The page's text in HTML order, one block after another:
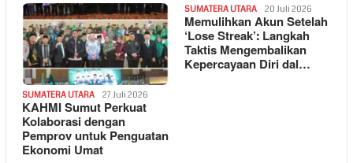
SUMATERA UTARA 27 Juli 2026
KAHMI Sumut Perkuat
Kolaborasi dengan
Pemprov untuk Penguatan
Ekonomi Umat
SUMATERA UTARA 20 Juli 2026
Memulihkan Akun Setelah
‘Lose Streak’: Langkah
Taktis Mengembalikan
Kepercayaan Diri dal…